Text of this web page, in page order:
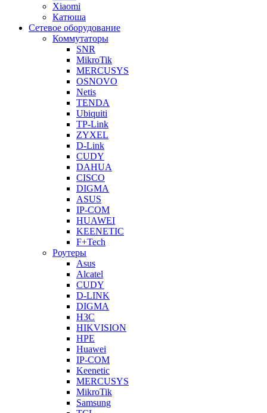
Xiaomi
Катюша
Сетевое оборудование
Коммутаторы
SNR
MikroTik
MERCUSYS
OSNOVO
Netis
TENDA
Ubiquiti
TP-Link
ZYXEL
D-Link
CUDY
DAHUA
CISCO
DIGMA
ASUS
IP-COM
HUAWEI
KEENETIC
F+Tech
Роутеры
Asus
Alcatel
CUDY
D-LINK
DIGMA
H3C
HIKVISION
HPE
Huawei
IP-COM
Keenetic
MERCUSYS
MikroTik
Samsung